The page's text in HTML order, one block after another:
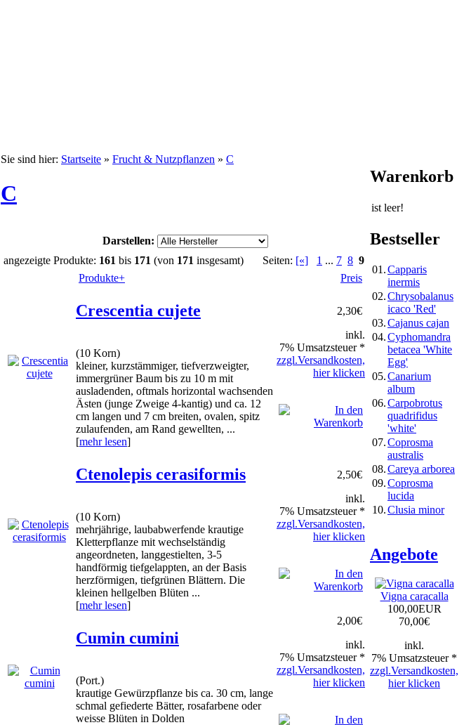
Sie sind hier: Startseite » Frucht & Nutzpflanzen » C
C
Darstellen:
angezeigte Produkte: 161 bis 171 (von 171 insgesamt) Seiten: [«] 1 ... 7 8 9
Produkte+
Preis
Crescentia cujete
(10 Korn)
kleiner, kurzstämmiger, tiefverzweigter,
immergrüner Baum bis zu 10 m mit
ausladenden, oftmals horizontal wachsenden
Ästen (junge Zweige 4-kantig) und ca. 12
cm langen und 7 cm breiten, ovalen, spitz
zulaufenden, am Rand gewellten, ...
[mehr lesen]
2,30€
inkl.
7% Umsatzsteuer *
zzgl.Versandkosten,
hier klicken
Ctenolepis cerasiformis
(10 Korn)
mehrjährige, laubabwerfende krautige
Kletterpflanze mit wechselständig
angeordneten, langgestielten, 3-5
handförmig tiefgelappten, an der Basis
herzförmigen, tiefgrünen Blättern. Die
kleinen hellgelben Blüten ...
[mehr lesen]
2,50€
inkl.
7% Umsatzsteuer *
zzgl.Versandkosten,
hier klicken
Cumin cumini
(Port.)
krautige Gewürzpflanze bis ca. 30 cm, lange
schmal gefiederte Bätter, rosafarbene oder
weisse Blüten in Dolden
2,00€
inkl.
7% Umsatzsteuer *
zzgl.Versandkosten,
hier klicken
Warenkorb
ist leer!
Bestseller
01.Capparis
inermis
02.Chrysobalanus
icaco 'Red'
03.Cajanus cajan
04.Cyphomandra
betacea 'White
Egg'
05.Canarium
album
06.Carpobrotus
quadrifidus
'white'
07.Coprosma
australis
08.Careya arborea
09.Coprosma
lucida
10.Clusia minor
Angebote
Vigna caracalla
100,00EUR
70,00€
inkl.
7% Umsatzsteuer *
zzgl.Versandkosten,
hier klicken